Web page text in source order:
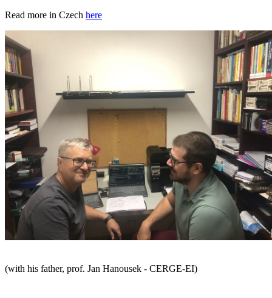
Read more in Czech here
(with his father, prof. Jan Hanousek - CERGE-EI)